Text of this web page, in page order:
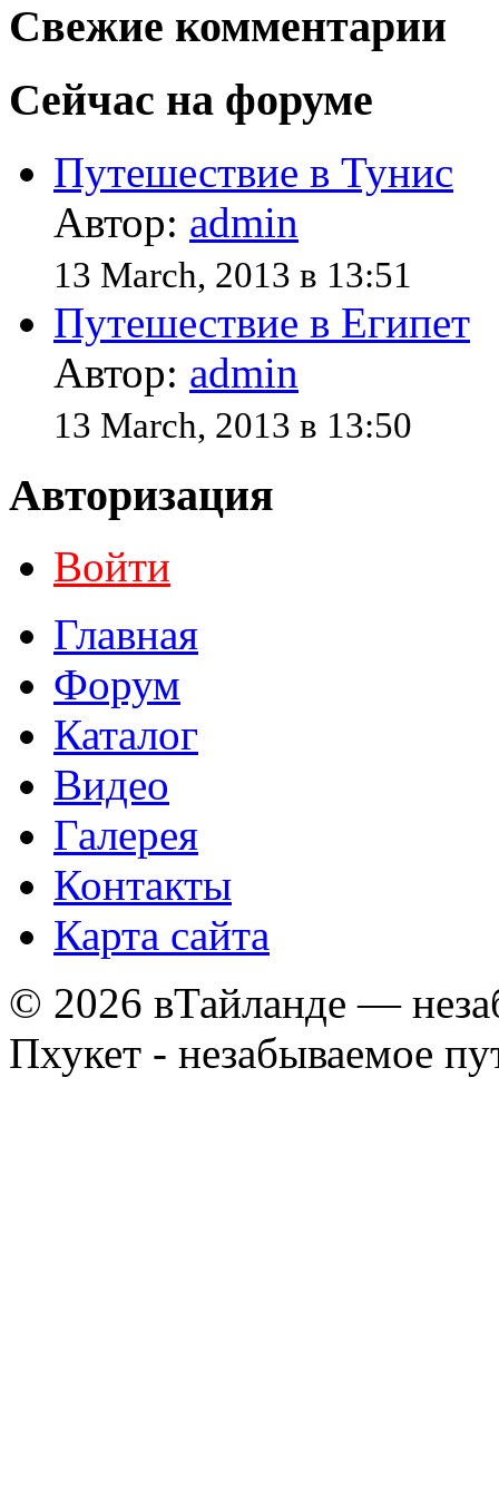
Свежие комментарии
Сейчас на форуме
Путешествие в Тунис
Автор: admin
13 March, 2013 в 13:51
Путешествие в Египет
Автор: admin
13 March, 2013 в 13:50
Авторизация
Войти
Главная
Форум
Каталог
Видео
Галерея
Контакты
Карта сайта
© 2026 вТайланде —
Пхукет - незабываемое